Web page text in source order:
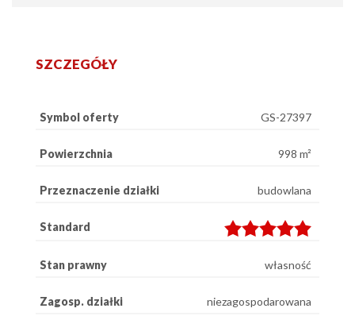
SZCZEGÓŁY
Symbol oferty GS-27397
Powierzchnia 998 m²
Przeznaczenie działki budowlana
Standard
Stan prawny własność
Zagosp. działki niezagospodarowana